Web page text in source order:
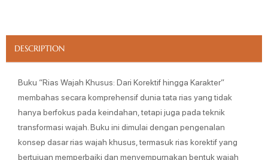
DESCRIPTION
Buku “Rias Wajah Khusus: Dari Korektif hingga Karakter”
membahas secara komprehensif dunia tata rias yang tidak
hanya berfokus pada keindahan, tetapi juga pada teknik
transformasi wajah. Buku ini dimulai dengan pengenalan
konsep dasar rias wajah khusus, termasuk rias korektif yang
bertujuan memperbaiki dan menyempurnakan bentuk wajah